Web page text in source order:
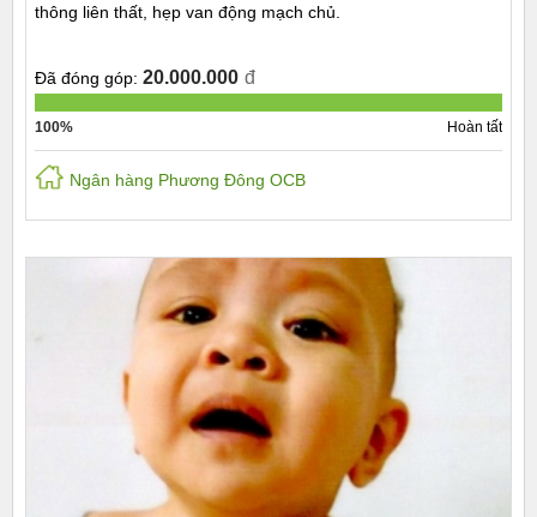
thông liên thất, hẹp van động mạch chủ.
Đã đóng góp: 20.000.000 đ
100% Hoàn tất
Ngân hàng Phương Đông OCB